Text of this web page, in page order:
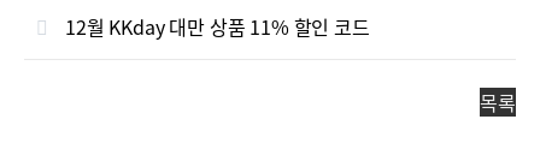
12월 KKday 대만 상품 11% 할인 코드
목록